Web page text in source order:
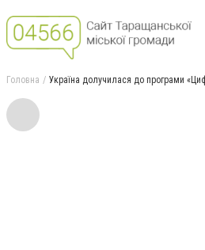
Головна Україна долучилася до програми